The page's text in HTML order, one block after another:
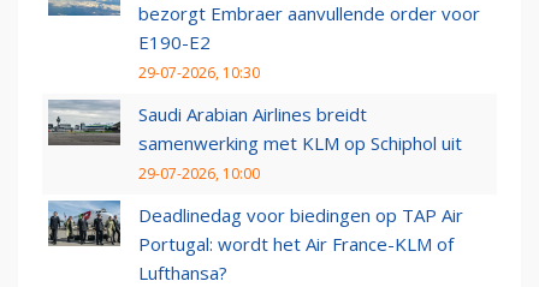
bezorgt Embraer aanvullende order voor
E190-E2
29-07-2026, 10:30
Saudi Arabian Airlines breidt
samenwerking met KLM op Schiphol uit
29-07-2026, 10:00
Deadlinedag voor biedingen op TAP Air
Portugal: wordt het Air France-KLM of
Lufthansa?